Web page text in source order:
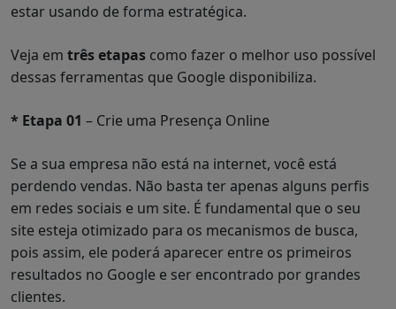
estar usando de forma estratégica.
Veja em três etapas como fazer o melhor uso possível
dessas ferramentas que Google disponibiliza.
* Etapa 01 – Crie uma Presença Online
Se a sua empresa não está na internet, você está
perdendo vendas. Não basta ter apenas alguns perfis
em redes sociais e um site. É fundamental que o seu
site esteja otimizado para os mecanismos de busca,
pois assim, ele poderá aparecer entre os primeiros
resultados no Google e ser encontrado por grandes
clientes.